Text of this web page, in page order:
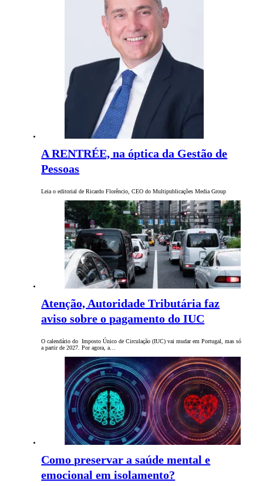
A RENTRÉE, na óptica da Gestão de
Pessoas
Leia o editorial de Ricardo Florêncio, CEO do Multipublicações Media Group
Atenção, Autoridade Tributária faz
aviso sobre o pagamento do IUC
O calendário do Imposto Único de Circulação (IUC) vai mudar em Portugal, mas só
a partir de 2027. Por agora, a…
Como preservar a saúde mental e
emocional em isolamento?